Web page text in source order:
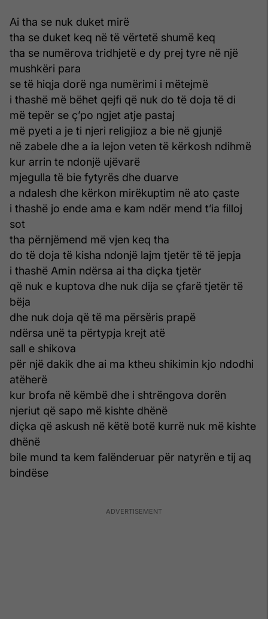
Ai tha se nuk duket mirë
tha se duket keq në të vërtetë shumë keq
tha se numërova tridhjetë e dy prej tyre në një
mushkëri para
se të hiqja dorë nga numërimi i mëtejmë
i thashë më bëhet qejfi që nuk do të doja të di
më tepër se ç’po ngjet atje pastaj
më pyeti a je ti njeri religjioz a bie në gjunjë
në zabele dhe a ia lejon veten të kërkosh ndihmë
kur arrin te ndonjë ujëvarë
mjegulla të bie fytyrës dhe duarve
a ndalesh dhe kërkon mirëkuptim në ato çaste
i thashë jo ende ama e kam ndër mend t’ia filloj
sot
tha përnjëmend më vjen keq tha
do të doja të kisha ndonjë lajm tjetër të të jepja
i thashë Amin ndërsa ai tha diçka tjetër
që nuk e kuptova dhe nuk dija se çfarë tjetër të
bëja
dhe nuk doja që të ma përsëris prapë
ndërsa unë ta përtypja krejt atë
sall e shikova
për një dakik dhe ai ma ktheu shikimin kjo ndodhi
atëherë
kur brofa në këmbë dhe i shtrëngova dorën
njeriut që sapo më kishte dhënë
diçka që askush në këtë botë kurrë nuk më kishte
dhënë
bile mund ta kem falënderuar për natyrën e tij aq
bindëse